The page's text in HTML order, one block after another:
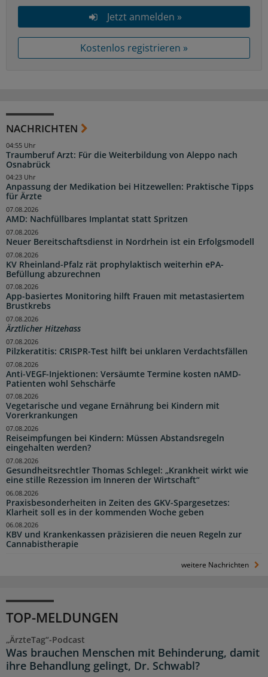
Jetzt anmelden »
Kostenlos registrieren »
NACHRICHTEN
Traumberuf Arzt: Für die Weiterbildung von Aleppo nach
Osnabrück
04:55 Uhr
Anpassung der Medikation bei Hitzewellen: Praktische Tipps
für Ärzte
04:23 Uhr
AMD: Nachfüllbares Implantat statt Spritzen
07.08.2026
Neuer Bereitschaftsdienst in Nordrhein ist ein Erfolgsmodell
07.08.2026
KV Rheinland-Pfalz rät prophylaktisch weiterhin ePA-
Befüllung abzurechnen
07.08.2026
App-basiertes Monitoring hilft Frauen mit metastasiertem
Brustkrebs
07.08.2026
Ärztlicher Hitzehass
07.08.2026
Pilzkeratitis: CRISPR-Test hilft bei unklaren Verdachtsfällen
07.08.2026
Anti-VEGF-Injektionen: Versäumte Termine kosten nAMD-
Patienten wohl Sehschärfe
07.08.2026
Vegetarische und vegane Ernährung bei Kindern mit
Vorerkrankungen
07.08.2026
Reiseimpfungen bei Kindern: Müssen Abstandsregeln
eingehalten werden?
07.08.2026
Gesundheitsrechtler Thomas Schlegel: „Krankheit wirkt wie
eine stille Rezession im Inneren der Wirtschaft“
07.08.2026
Praxisbesonderheiten in Zeiten des GKV-Spargesetzes:
Klarheit soll es in der kommenden Woche geben
06.08.2026
KBV und Krankenkassen präzisieren die neuen Regeln zur
Cannabistherapie
06.08.2026
weitere Nachrichten
TOP-MELDUNGEN
„ÄrzteTag“-Podcast
Was brauchen Menschen mit Behinderung, damit
ihre Behandlung gelingt, Dr. Schwabl?